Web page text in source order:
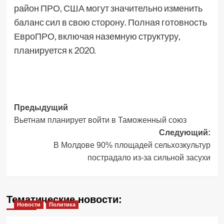
район ПРО, США могут значительно изменить
баланс сил в свою сторону. Полная готовность
ЕвроПРО, включая наземную структуру,
планируется к 2020.
Навигация
записи
Предыдущий
Вьетнам планирует войти в Таможенный союз
Следующий:
В Молдове 90% площадей сельхозкультур
пострадало из-за сильной засухи
Тематические новости:
Новости Политика